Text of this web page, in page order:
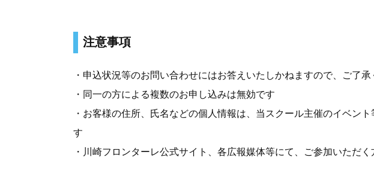
注意事項
・申込状況等のお問い合わせにはお答えいたしかねますので、ご了承
・同一の方による複数のお申し込みは無効です
・お客様の住所、氏名などの個人情報は、当スクール主催のイベン
す
・川崎フロンターレ公式サイト、各広報媒体等にて、ご参加いただ